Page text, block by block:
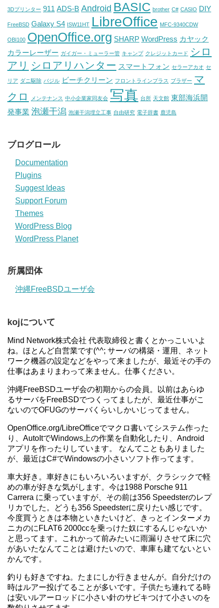
3Dプリンター 911 ADS-B Android BASIC brother C# CASIO DIY
FreeBSD Galaxy S4 ISW11HT LibreOffice MFC-9340CDW
OBI100 OpenOffice.org SHARP WordPress カヤック
カラーレーザー ガイガー・ミューラー管 キャンプ クレジットカード シロ
アリ シロアリハンター スマートフォン セラーアカオ セ
リア ダニ駆除 バジル ビーチクリーン フロントラインプラス ブラザー マ
クロ
メンテナンス 中小企業家同友会 写真 台所 天文館 東部海浜開
発事業 泡瀬干潟 泡瀬干潟埋立工事 自由研究 電子辞書 鹿児島
ブログロール
Documentation
Plugins
Suggest Ideas
Support Forum
Themes
WordPress Blog
WordPress Planet
所属団体
沖縄FreeBSDユーザ会
kojについて
Mind Network株式会社 代表取締役と書くとかっこいいよ
ね。ほとんど自営業です(^^; サーバの構築・運用、ネット
ワーク機器の設定などをやって来ましたが、最近その手の
仕事はあまりまわって来ません。仕事ください。
沖縄FreeBSDユーザ会の初期からの会員。以前はあらゆ
るサーバをFreeBSDでつくってましたが、最近仕事がこ
ないのでOFUGのサーバくらいしかいじってません。
OpenOffice.org/LibreOfficeでマクロ書いてシステム作った
り、AutoItでWindows上の作業を自動化したり、Android
アプリを作ったりしています。 なんてこともありました
が、最近はC#でWindowsの小さいソフト作ってます。
車大好き。車好きにもいろいろいますが、クラシックで軽
めの車が好きな気がします。今は1988 Porsche 911
Carrera に乗っていますが、その前は356 Speedsterのレプ
リカでした。どうも356 Speedsterに戻りたい感じです。
今度買うときは本物といきたいけど、きっとインターメカ
ニカのにFLAT6 2000ccを乗っけた奴にするんじゃないか
と思ってます。これかって前みたいに雨漏りさせて床に穴
があいたなんてことは避けたいので、車庫も建てないとい
かんです。
釣りも好きですね。たまにしか行きませんが。自分だけの
時はルアー投げてることが多いです。子供たち連れてる時
は安いルアーロッドに小さい針のサビキつけて小さいのを